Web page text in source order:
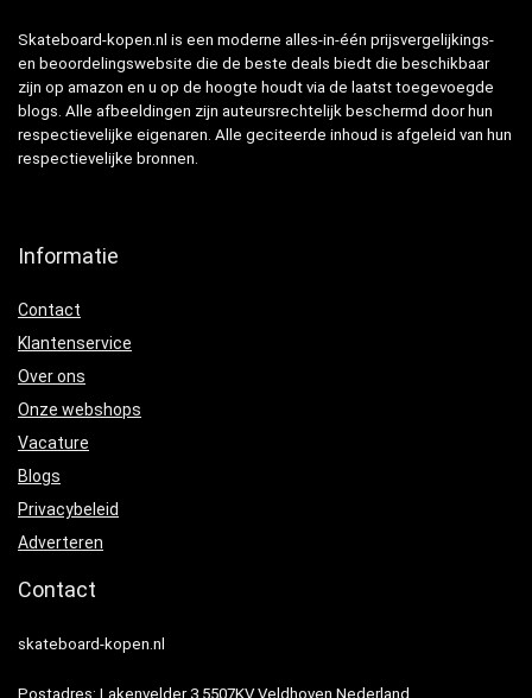
Skateboard-kopen.nl is een moderne alles-in-één prijsvergelijkings-
en beoordelingswebsite die de beste deals biedt die beschikbaar
zijn op amazon en u op de hoogte houdt via de laatst toegevoegde
blogs. Alle afbeeldingen zijn auteursrechtelijk beschermd door hun
respectievelijke eigenaren. Alle geciteerde inhoud is afgeleid van hun
respectievelijke bronnen.
Informatie
Contact
Klantenservice
Over ons
Onze webshops
Vacature
Blogs
Privacybeleid
Adverteren
Contact
skateboard-kopen.nl
Postadres: Lakenvelder 3 5507KV Veldhoven Nederland